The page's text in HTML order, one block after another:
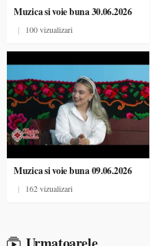
Muzica si voie buna 30.06.2026
| 100 vizualizari
Muzica si voie buna 09.06.2026
| 162 vizualizari